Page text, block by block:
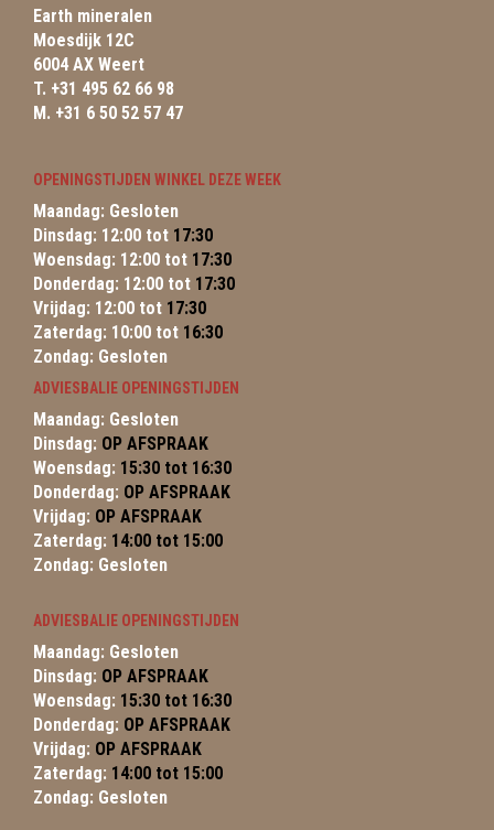
Earth mineralen
Moesdijk 12C
6004 AX Weert
T. +31 495 62 66 98
M. +31 6 50 52 57 47
OPENINGSTIJDEN WINKEL DEZE WEEK
Maandag: Gesloten
Dinsdag: 12:00 tot 17:30
Woensdag: 12:00 tot 17:30
Donderdag: 12:00 tot 17:30
Vrijdag: 12:00 tot 17:30
Zaterdag: 10:00 tot 16:30
Zondag: Gesloten
ADVIESBALIE OPENINGSTIJDEN
Maandag: Gesloten
Dinsdag: OP AFSPRAAK
Woensdag: 15:30 tot 16:30
Donderdag: OP AFSPRAAK
Vrijdag: OP AFSPRAAK
Zaterdag: 14:00 tot 15:00
Zondag: Gesloten
ADVIESBALIE OPENINGSTIJDEN
Maandag: Gesloten
Dinsdag: OP AFSPRAAK
Woensdag: 15:30 tot 16:30
Donderdag: OP AFSPRAAK
Vrijdag: OP AFSPRAAK
Zaterdag: 14:00 tot 15:00
Zondag: Gesloten